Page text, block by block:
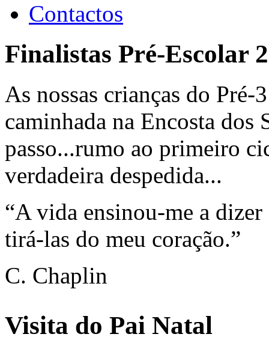
Contactos
Finalistas Pré-Escolar
As nossas crianças do Pré-
caminhada na Encosta dos
passo...rumo ao primeiro
verdadeira despedida...
“A vida ensinou-me a dizer
tirá-las do meu coração.”
C. Chaplin
Visita do Pai Natal